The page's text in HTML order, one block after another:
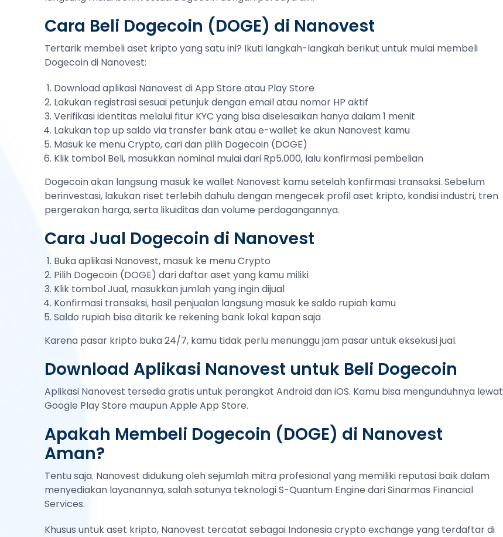
Cara Beli Dogecoin (DOGE) di Nanovest
Tertarik membeli aset kripto yang satu ini? Ikuti langkah-langkah berikut untuk mulai membeli
Dogecoin di Nanovest:
Download aplikasi Nanovest di App Store atau Play Store
Lakukan registrasi sesuai petunjuk dengan email atau nomor HP aktif
Verifikasi identitas melalui fitur KYC yang bisa diselesaikan hanya dalam 1 menit
Lakukan top up saldo via transfer bank atau e-wallet ke akun Nanovest kamu
Masuk ke menu Crypto, cari dan pilih Dogecoin (DOGE)
Klik tombol Beli, masukkan nominal mulai dari Rp5.000, lalu konfirmasi pembelian
Dogecoin akan langsung masuk ke wallet Nanovest kamu setelah konfirmasi transaksi. Sebelum
berinvestasi, lakukan riset terlebih dahulu dengan mengecek profil aset kripto, kondisi industri, tren
pergerakan harga, serta likuiditas dan volume perdagangannya.
Cara Jual Dogecoin di Nanovest
Buka aplikasi Nanovest, masuk ke menu Crypto
Pilih Dogecoin (DOGE) dari daftar aset yang kamu miliki
Klik tombol Jual, masukkan jumlah yang ingin dijual
Konfirmasi transaksi, hasil penjualan langsung masuk ke saldo rupiah kamu
Saldo rupiah bisa ditarik ke rekening bank lokal kapan saja
Karena pasar kripto buka 24/7, kamu tidak perlu menunggu jam pasar untuk eksekusi jual.
Download Aplikasi Nanovest untuk Beli Dogecoin
Aplikasi Nanovest tersedia gratis untuk perangkat Android dan iOS. Kamu bisa mengunduhnya lewat
Google Play Store maupun Apple App Store.
Apakah Membeli Dogecoin (DOGE) di Nanovest
Aman?
Tentu saja. Nanovest didukung oleh sejumlah mitra profesional yang memiliki reputasi baik dalam
menyediakan layanannya, salah satunya teknologi S-Quantum Engine dari Sinarmas Financial
Services.
Khusus untuk aset kripto, Nanovest tercatat sebagai Indonesia crypto exchange yang terdaftar di